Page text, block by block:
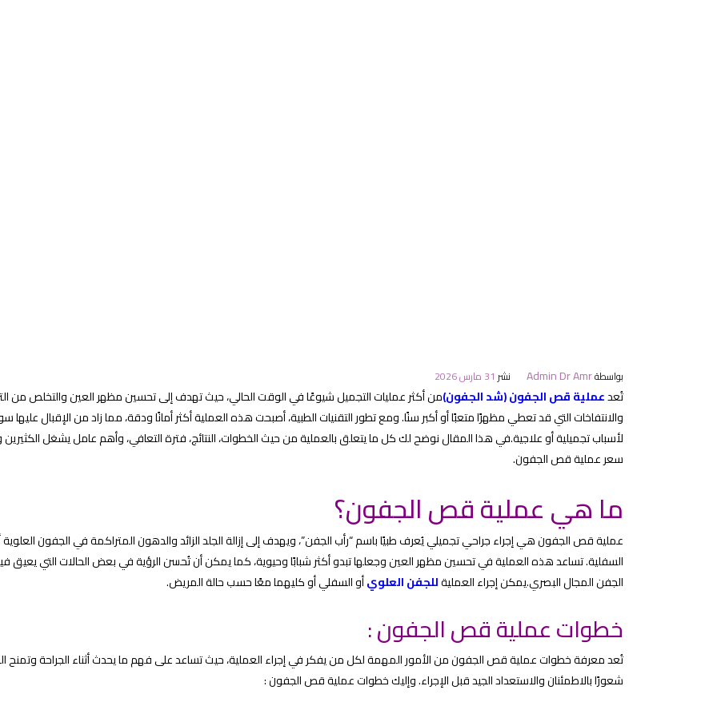
بواسطةAdmin Dr Amr نشر 31 مارس 2026
تُعدعملية قص الجفون (شد الجفون)من أكثر عمليات التجميل شيوعًا في الوقت الحالي، حيث تهدف إلى تحسين مظهر العين والتخلص من
والانتفاخات التي قد تعطي مظهرًا متعبًا أو أكبر سنًا. ومع تطور التقنيات الطبية، أصبحت هذه العملية أكثر أمانًا ودقة، مما زاد من الإقبال عليها
لأسباب تجميلية أو علاجية.في هذا المقال نوضح لك كل ما يتعلق بالعملية من حيث الخطوات، النتائج، فترة التعافي، وأهم عامل يشغل
سعر عملية قص الجفون.
ما هي عملية قص الجفون؟
عملية قص الجفون هي إجراء جراحي تجميلي يُعرف طبيًا باسم “رأب الجفن”، ويهدف إلى إزالة الجلد الزائد والدهون المتراكمة في الجفون العلوية
السفلية. تساعد هذه العملية في تحسين مظهر العين وجعلها تبدو أكثر شبابًا وحيوية، كما يمكن أن تُحسن الرؤية في بعض الحالات التي يعيق
الجفن المجال البصري.يمكن إجراء العمليةللجفن العلويأو السفلي أو كليهما معًا حسب حالة المريض.
خطوات عملية قص الجفون :
تُعد معرفة خطوات عملية قص الجفون من الأمور المهمة لكل من يفكر في إجراء العملية، حيث تساعد على فهم ما يحدث أثناء الجراحة وتمنح
شعورًا بالاطمئنان والاستعداد الجيد قبل الإجراء. وإليك خطوات عملية قص الجفون :